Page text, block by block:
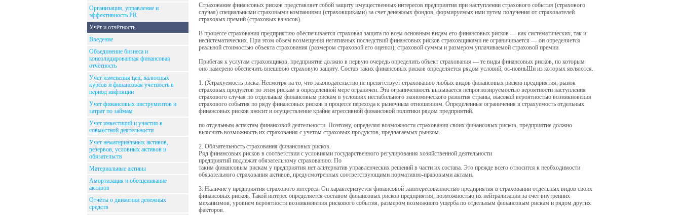
Организация, управление и
эффективность PR
Учёт и отчётность
Введение
Объединение бизнеса и
консолидированная финансовая
отчётность
Учет изменения цен, валютных
курсов и финансовая учетность в
период инфляции
Учет финансовых инструментов и
затрат по займам
Учет инвестиций и участия в
совместной деятельности
Учет нематериальных активов,
резервов, условных активов и
обязательств
Материальные активы
Амортизация и обесценивание
активов
Отчёты о движении денежных
средств
Страхование финансовых рисков представляет собой защиту имущественных интересов предприятия при наступлении страхового события (страхового
случая) специальными страховыми компаниями (страховщиками) за счет денежных фондов, формируемых ими путем получения от страхователей
страховых премий (страховых взносов).
В процессе страхования предприятию обеспечивается страховая защита по всем основным видам его финансовых рисков — как систематических, так и
несистематических. При этом объем возмещения негативных последствий финансовых рисков страховщиками не ограничивается — он определяется
реальной стоимостью объекта страхования (размером страховой его оценки), страховой суммы и размером уплачиваемой страховой премии.
Прибегая к услугам страховщиков, предприятие должно в первую очередь определить объект страхования — те виды финансовых рисков, по которым
оно намерено обеспечить внешнюю страховую защиту. Состав таких финансовых рисков определяется рядом условий, ос-новньШи из которых являются.
1. (Хтрахуемость риска. Несмотря на то, что законодательство не препятствует страхованию любых видов финансовых рисков предприятия, рынок
страховых продуктов по этим рискам в определенной мере ограничен. Эта ограниченность вызывается непрогнозируемостью вероятности наступления
страхового случая по отдельным финансовым рискам в условиях нестабильного экономического развития страны, высокой вероятностью возникновения
страхового события по ряду финансовых рисков в процессе перехода к рыночным отношениям. Определенные ограничения в страхуемость отдельных
финансовых рисков вносит и осуществление крайне агрессивной финансовой политики рядом предприятий.
по отдельным аспектам финансовой деятельности. Поэтому, определяя возможности страхования своих финансовых рисков, предприятие должно
выяснить возможность их страхования с учетом страховых продуктов, предлагаемых рынком.
2. Обязательность страхования финансовых рисков.
Ряд финансовых рисков в соответствии с условиями государственного регулирования хозяйственной деятельности
предприятий подлежит обязательному страхованию. По
таким финансовым рискам у предприятия нет альтернатив управленческих решений в части их состава. Это прежде всего относится к необходимости
обязательного страхования активов, предусмотренных соответствующими нормативно-правовыми актами.
3. Наличие у предприятия страхового интереса. Он характеризуется финансовой заинтересованностью предприятия в страховании отдельных видов своих
финансовых рисков. Такой интерес определяется составом финансовых рисков предприятия, возможностью их нейтрализации за счет внутренних
механизмов, уровнем вероятности возникновения рискового события, размером возможного ущерба по отдельным финансовым рискам и рядом других
факторов.